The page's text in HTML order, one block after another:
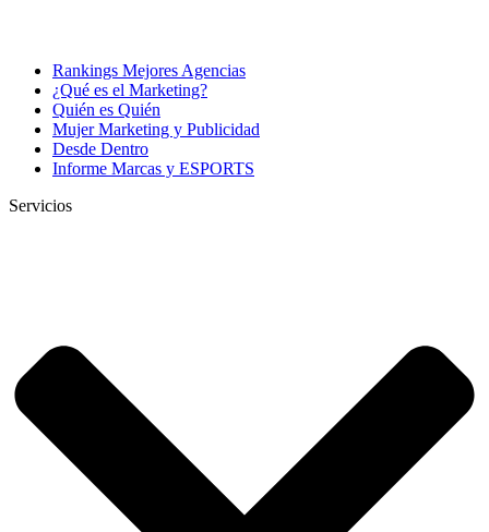
Rankings Mejores Agencias
¿Qué es el Marketing?
Quién es Quién
Mujer Marketing y Publicidad
Desde Dentro
Informe Marcas y ESPORTS
Servicios